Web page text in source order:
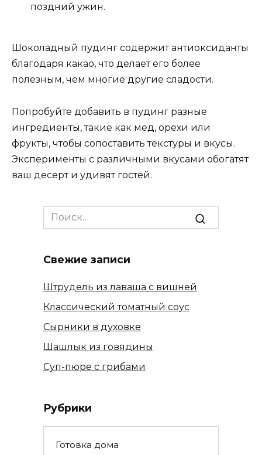
поздний ужин.
Шоколадный пудинг содержит антиоксиданты
благодаря какао, что делает его более
полезным, чем многие другие сладости.
Попробуйте добавить в пудинг разные
ингредиенты, такие как мед, орехи или
фрукты, чтобы сопоставить текстуры и вкусы.
Эксперименты с различными вкусами обогатят
ваш десерт и удивят гостей.
Search
for:
Свежие записи
Штрудель из лаваша с вишней
Классический томатный соус
Сырники в духовке
Шашлык из говядины
Суп-пюре с грибами
Рубрики
Готовка дома